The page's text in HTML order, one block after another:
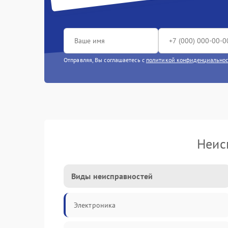
Отправляя, Вы соглашаетесь с политикой
Виды неисправностей
Электроника